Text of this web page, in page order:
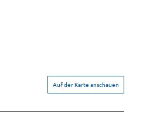
Auf der Karte anschauen